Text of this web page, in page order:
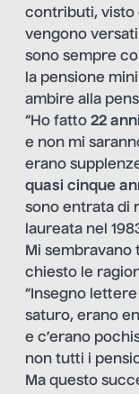
contributi, visto
vengono
sono sempre
la pensione
ambire alla
“Ho fatto 22
e non mi
erano
quasi cinque
sono entrata di
laureata nel
Mi
chiesto le
“Insegno
saturo, erano
e c’erano
non tutti i
Ma questo